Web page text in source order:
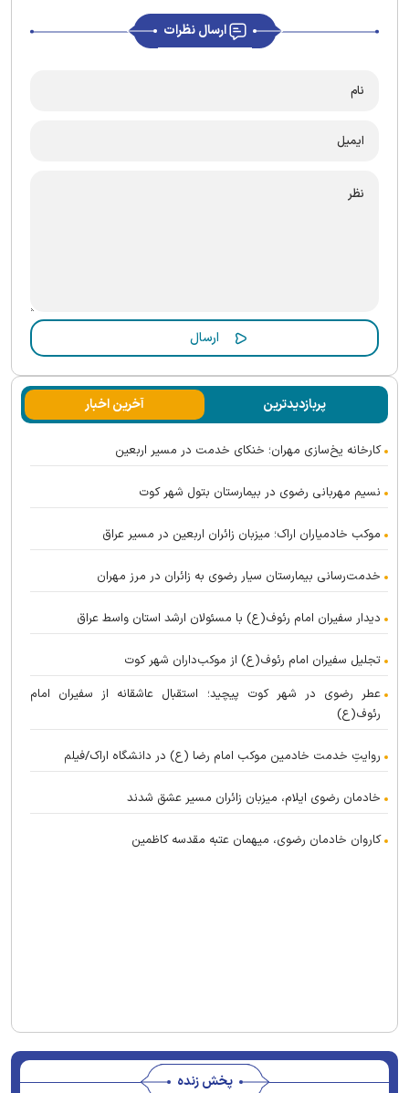
ارسال نظرات
پربازدیدترین آخرین اخبار
کارخانه یخ‌سازی مهران؛ خنکای خدمت در مسیر اربعین
نسیم مهربانی رضوی در بیمارستان بتول شهر کوت
موکب خادمیاران اراک؛ میزبان زائران اربعین در مسیر عراق
خدمت‌رسانی بیمارستان سیار رضوی به زائران در مرز مهران
دیدار سفیران امام رئوف(ع) با مسئولان ارشد استان واسط عراق
تجلیل سفیران امام رئوف(ع) از موکب‌داران شهر کوت
عطر رضوی در شهر کوت پیچید؛ استقبال عاشقانه از سفیران امام
رئوف(ع)
روایتِ خدمت خادمین موکب امام رضا (ع) در دانشگاه اراک/فیلم
خادمان رضوی ایلام، میزبان زائران مسیر عشق شدند
کاروان خادمان رضوی، میهمان عتبه مقدسه کاظمین
پخش زنده